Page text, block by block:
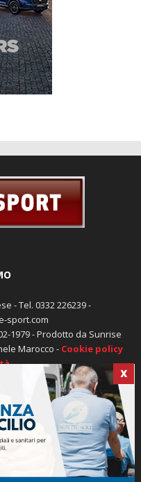
X
- Tel. 0332 226239 -
sport.com
1979 - Prodotto da Sunrise
Marocco - Cookie policy
sport.com